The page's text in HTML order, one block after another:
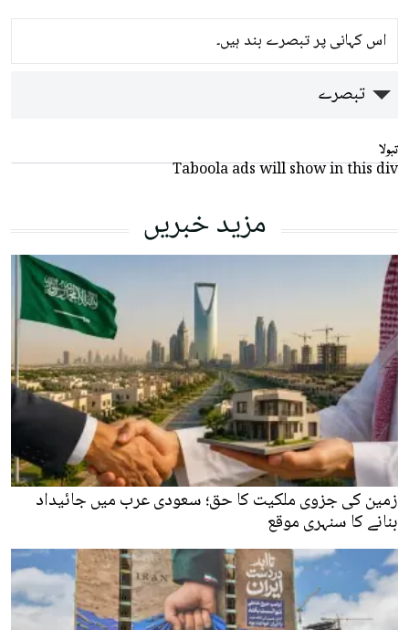
اس کہانی پر تبصرے بند ہیں۔
تبصرے
تبولا
Taboola ads will show in this div
مزید خبریں
زمین کی جزوی ملکیت کا حق؛ سعودی عرب میں جائیداد
بنانے کا سنہری موقع